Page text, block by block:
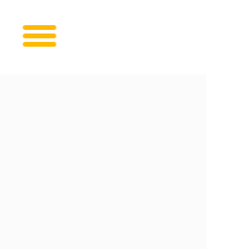
Toggle